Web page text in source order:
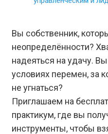
Вы собственник,
неопределённости?
надеяться на удачу.
условиях перемен, за
не угнаться?
Приглашаем на
практикум, где вы
инструменты, чтобы